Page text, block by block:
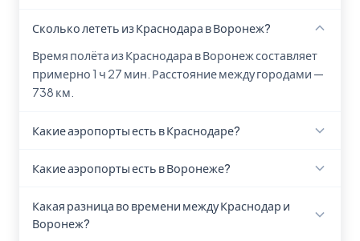
Сколько лететь из Краснодара в Воронеж?
Время полёта из Краснодара в Воронеж составляет
примерно 1 ч 27 мин. Расстояние между городами —
738 км.
Какие аэропорты есть в Краснодаре?
(KRR).
Какие аэропорты есть в Воронеже?
(VOZ).
Какая разница во времени между Краснодар и
Воронеж?